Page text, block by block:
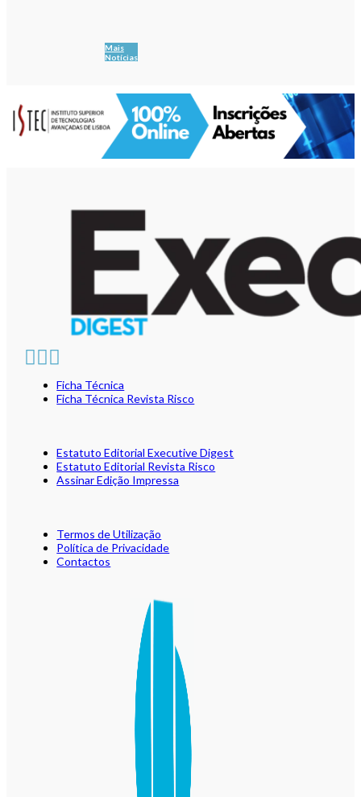
Mais
Notícias
Ficha Técnica
Ficha Técnica Revista Risco
Estatuto Editorial Executive Digest
Estatuto Editorial Revista Risco
Assinar Edição Impressa
Termos de Utilização
Política de Privacidade
Contactos